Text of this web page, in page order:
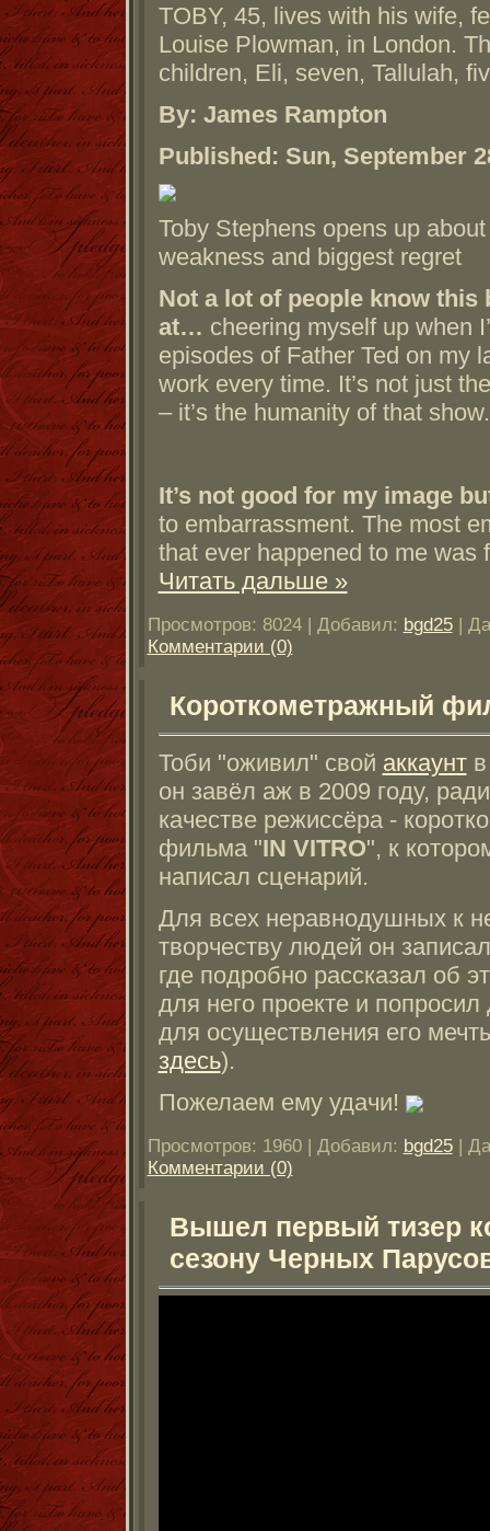
TOBY, 45, lives with his wife,
Louise Plowman, in London.
children, Eli, seven, Tallulah,
By: James Rampton
Published: Sun, September
Toby Stephens opens up
weakness and biggest regret
Not a lot of people know this
at… cheering myself up when
episodes of Father Ted on my
work every time. It’s not just
– it’s the humanity of that show.
It’s not good for my image
to embarrassment. The most
that ever happened to me
Читать дальше »
Просмотров: 8024 | Добавил: bgd25|
Комментарии (0)
Короткометражный
Тоби "оживил" свой аккаунтв
он завёл аж в 2009 году,
качестве режиссёра -
фильма "IN VITRO", к
написал сценарий.
Для всех неравнодушных к
творчеству людей он
где подробно рассказал об
для него проекте и
для осуществления его
здесь).
Пожелаем ему удачи!
Просмотров: 1960 | Добавил: bgd25|
Комментарии (0)
Вышел первый тизер
сезону Черных